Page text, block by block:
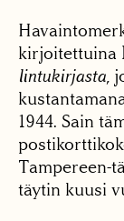
kirjoitettuina
lintukirjasta,
1944. Sain
Tampereen-
täytin kuusi